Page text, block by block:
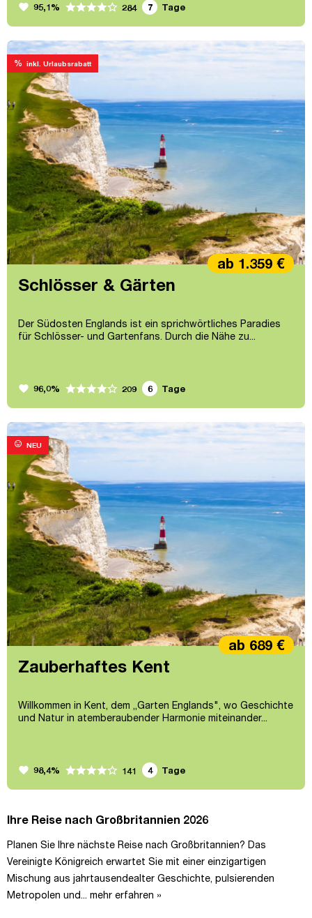
favorite 95,1% 284 7 Tage
% inkl. Urlaubsrabatt
Schlösser & Gärten
Der Südosten Englands ist ein sprichwörtliches Paradies
für Schlösser- und Gartenfans. Durch die Nähe zu...
ab 1.359 €
favorite 96,0% 209 6 Tage
mood NEU
Zauberhaftes Kent
Willkommen in Kent, dem „Garten Englands", wo Geschichte
und Natur in atemberaubender Harmonie miteinander...
ab 689 €
favorite 98,4% 141 4 Tage
Ihre Reise nach Großbritannien 2026
Planen Sie Ihre nächste Reise nach Großbritannien? Das
Vereinigte Königreich erwartet Sie mit einer einzigartigen
Mischung aus jahrtausendealter Geschichte, pulsierenden
Metropolen und... mehr erfahren »